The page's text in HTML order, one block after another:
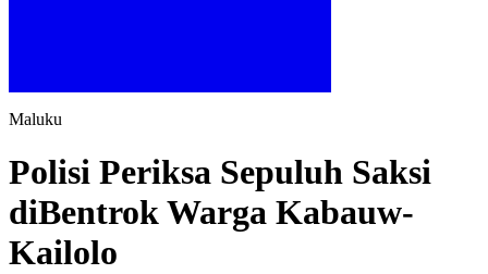
Maluku
Polisi Periksa Sepuluh Saksi
diBentrok Warga Kabauw-
Kailolo